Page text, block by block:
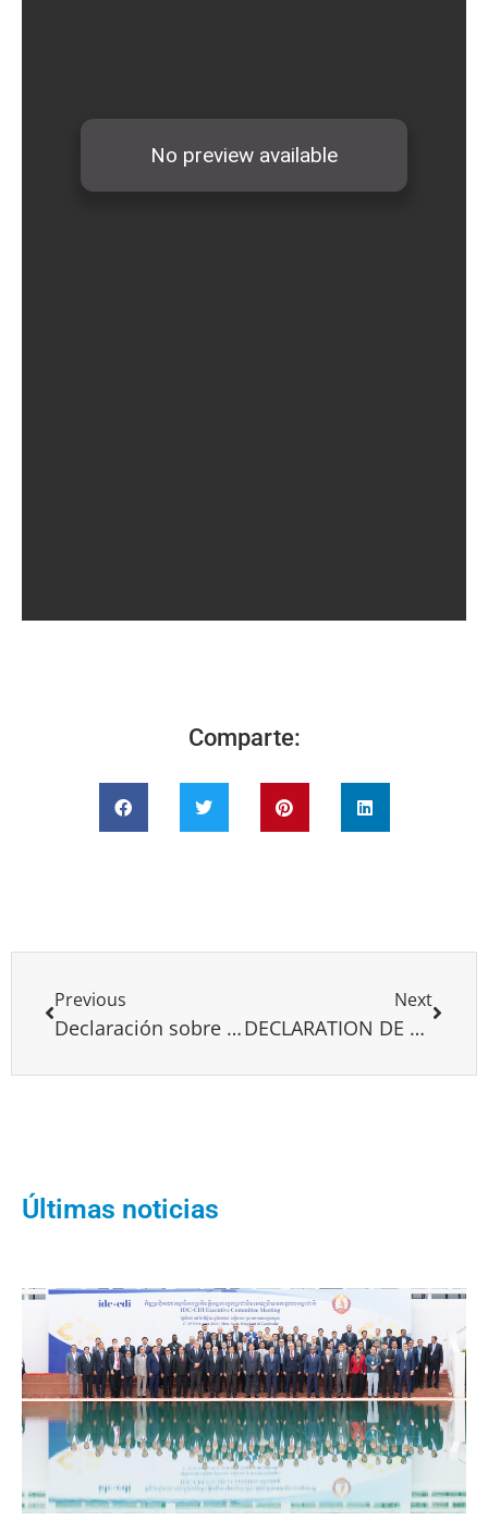
Comparte:
Previous
Declaración sobre el IX Encuentro del Grupo de Puebla
Next
DECLARATION DE L’IDC RELATIVE A LA REPRESSION VIOLENTE DES MANIFESATIONS PACIFIQUES DU 02 OCTOBRE 2023 A MADAGASCAR
Últimas noticias